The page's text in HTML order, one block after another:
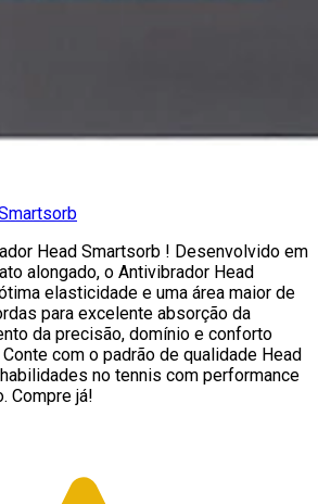
Head Smartsorb ! Desenvolvido em
alongado, o Antivibrador Head
elasticidade e uma área maior de
para excelente absorção da
da precisão, domínio e conforto
com o padrão de qualidade Head
no tennis com performance
Compre já!